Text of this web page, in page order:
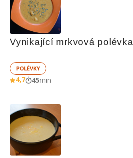
Vynikající mrkvová polévka
POLÉVKY
4,7 45min